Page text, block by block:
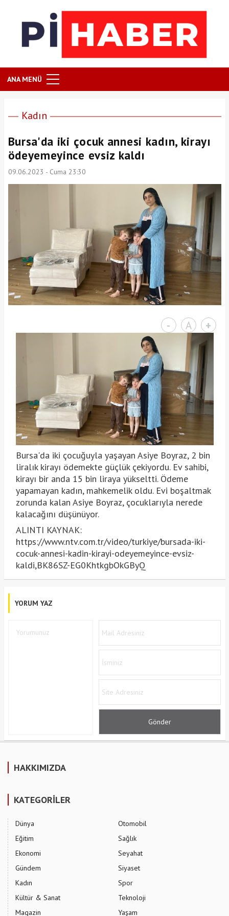
ANA MENÜ
Kadın
Bursa'da iki çocuk annesi kadın, kirayı
ödeyemeyince evsiz kaldı
09.06.2023 - Cuma 23:30
- A +
Bursa'da iki çocuğuyla yaşayan Asiye Boyraz, 2 bin
liralık kirayı ödemekte güçlük çekiyordu. Ev sahibi,
kirayı bir anda 15 bin liraya yükseltti. Ödeme
yapamayan kadın, mahkemelik oldu. Evi boşaltmak
zorunda kalan Asiye Boyraz, çocuklarıyla nerede
kalacağını düşünüyor.
ALINTI KAYNAK:
https://www.ntv.com.tr/video/turkiye/bursada-iki-
cocuk-annesi-kadin-kirayi-odeyemeyince-evsiz-
kaldi,BK86SZ-EG0KhtkgbOkGByQ
YORUM YAZ
HAKKIMIZDA
KATEGORİLER
Dünya
Eğitim
Ekonomi
Gündem
Kadın
Kültür & Sanat
Magazin
Otomobil
Sağlık
Seyahat
Siyaset
Spor
Teknoloji
Yaşam